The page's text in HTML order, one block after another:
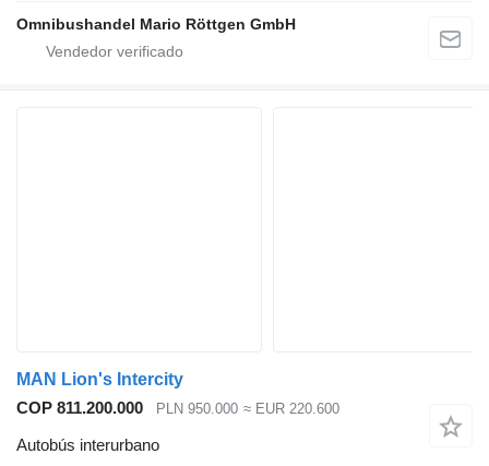
Omnibushandel Mario Röttgen GmbH
MAN Lion's Intercity
COP 811.200.000
PLN 950.000 ≈ EUR 220.600
Autobús interurbano